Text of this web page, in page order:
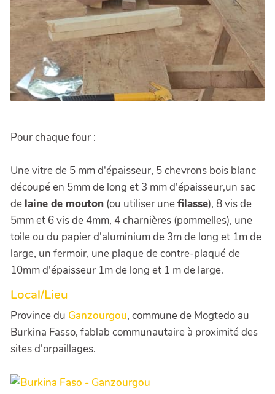
Pour chaque four :
Une vitre de 5 mm d'épaisseur, 5 chevrons bois blanc
découpé en 5mm de long et 3 mm d'épaisseur,un sac
de laine de mouton (ou utiliser unefilasse), 8 vis de
5mm et 6 vis de 4mm, 4 charnières (pommelles), une
toile ou du papier d'aluminium de 3m de long et 1m de
large, un fermoir, une plaque de contre-plaqué de
10mm d'épaisseur 1m de long et 1 m de large.
Local/Lieu
Province du Ganzourgou, commune de Mogtedo au
Burkina Fasso, fablab communautaire à proximité des
sites d'orpaillages.